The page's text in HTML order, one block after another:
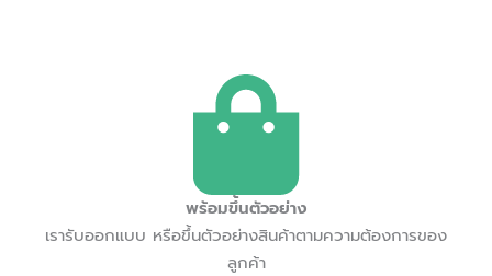
พร้อมขึ้นตัวอย่าง
เรารับออกแบบ หรือขึ้นตัวอย่างสินค้าตามความต้องการของ
ลูกค้า